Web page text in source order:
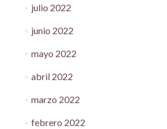
julio 2022
junio 2022
mayo 2022
abril 2022
marzo 2022
febrero 2022